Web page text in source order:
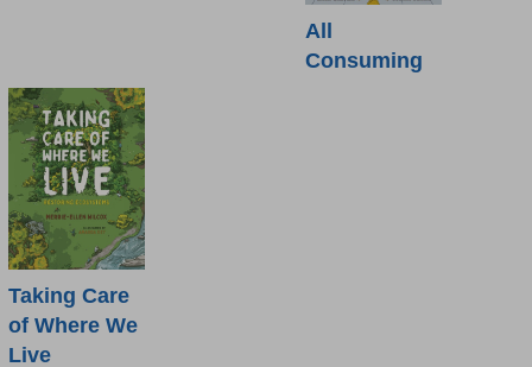
All
Consuming
Taking Care
of Where We
Live